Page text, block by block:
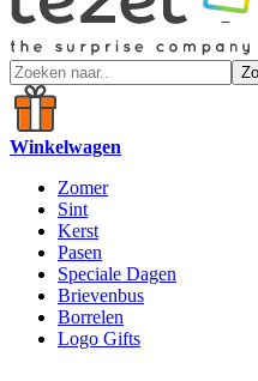
Winkelwagen
Zomer
Sint
Kerst
Pasen
Speciale Dagen
Brievenbus
Borrelen
Logo Gifts